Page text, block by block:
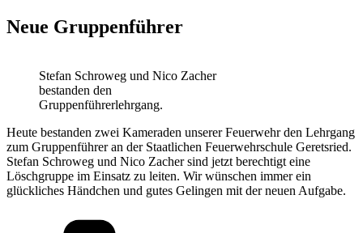
Neue Gruppenführer
Stefan Schroweg und Nico Zacher
bestanden den
Gruppenführerlehrgang.
Heute bestanden zwei Kameraden unserer Feuerwehr den Lehrgang
zum Gruppenführer an der Staatlichen Feuerwehrschule Geretsried.
Stefan Schroweg und Nico Zacher sind jetzt berechtigt eine
Löschgruppe im Einsatz zu leiten. Wir wünschen immer ein
glückliches Händchen und gutes Gelingen mit der neuen Aufgabe.